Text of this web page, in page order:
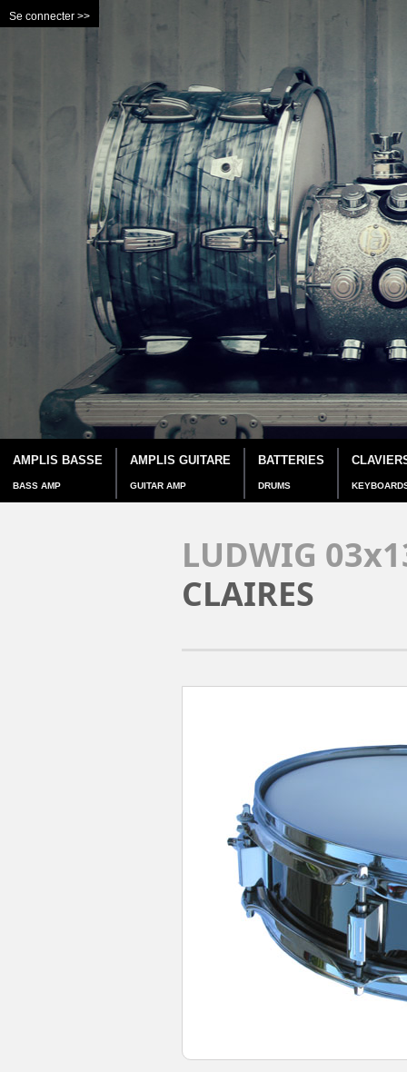
Se connecter >>
AMPLIS BASSE
BASS AMP
AMPLIS GUITARE
GUITAR AMP
BATTERIES
DRUMS
LUDWIG
CLAIRES